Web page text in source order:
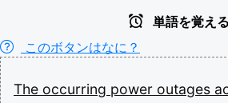
単語を覚える
このボタンはなに？
The occurring power outages